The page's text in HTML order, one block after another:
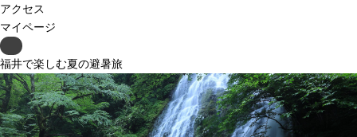
アクセス
マイページ
Previous
福井で楽しむ夏の避暑旅